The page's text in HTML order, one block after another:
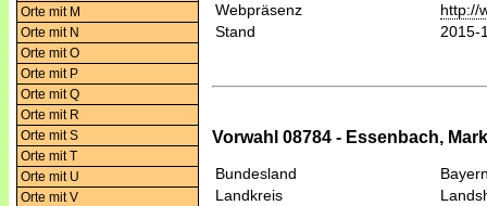
Orte mit M
Orte mit N
Orte mit O
Orte mit P
Orte mit Q
Orte mit R
Orte mit S
Orte mit T
Orte mit U
Orte mit V
Webpräsenz
http://
Stand
2015-
Vorwahl 08784 - Essenbach,
Bundesland
Landkreis